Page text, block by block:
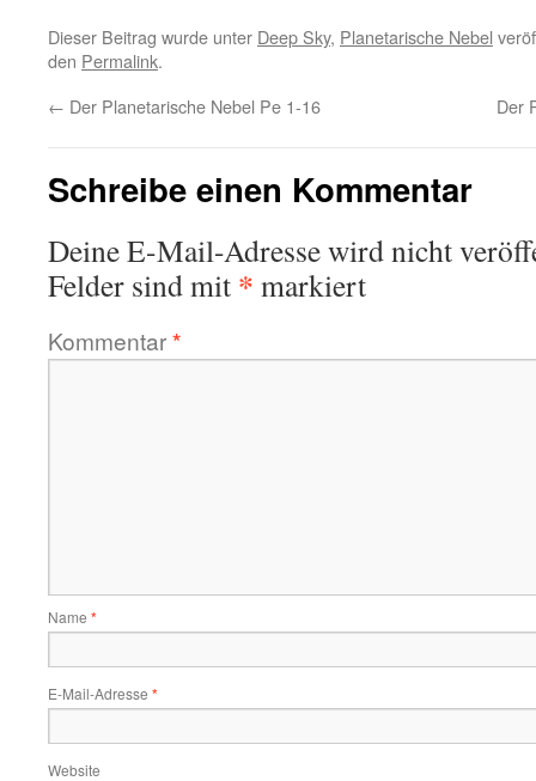
Dieser Beitrag wurde unter Deep Sky, Planetarische Nebel
den Permalink.
← Der Planetarische Nebel Pe 1-16 Der
Schreibe einen Kommentar
Deine E-Mail-Adresse wird nicht
Felder sind mit * markiert
Kommentar*
Name *
E-Mail-Adresse *
Website